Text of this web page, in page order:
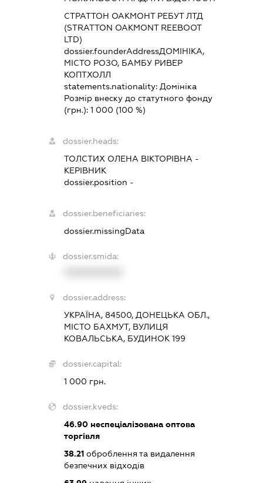
СТРАТТОН ОАКМОНТ РЕБУТ ЛТД
(STRATTON OAKMONT REEBOOT
LTD)
dossier.founderAddressДОМІНІКА,
МІСТО РОЗО, БАМБУ РИВЕР
КОПТХОЛЛ
statements.nationality: Домініка
Розмір внеску до статутного фонду
(грн.): 1 000 (100 %)
dossier.heads:
ТОЛСТИХ ОЛЕНА ВІКТОРІВНА -
КЕРІВНИК
dossier.position -
dossier.beneficiaries:
dossier.missingData
dossier.smida:
dossier.address:
УКРАЇНА, 84500, ДОНЕЦЬКА ОБЛ.,
МІСТО БАХМУТ, ВУЛИЦЯ
КОВАЛЬСЬКА, БУДИНОК 199
dossier.capital:
1 000 грн.
dossier.kveds:
46.90неспеціалізована оптова
торгівля
38.21оброблення та видалення
безпечних відходів